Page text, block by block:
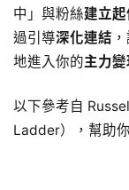
中」與粉絲建立
過引導深化連結
地進入你的主力
以下參考自
Ladder），幫助